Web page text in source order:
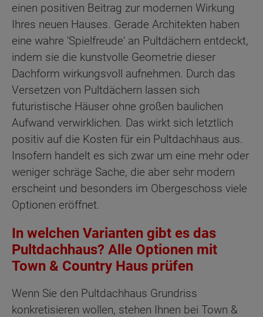
einen positiven Beitrag zur modernen Wirkung
Ihres neuen Hauses. Gerade Architekten haben
eine wahre 'Spielfreude' an Pultdächern entdeckt,
indem sie die kunstvolle Geometrie dieser
Dachform wirkungsvoll aufnehmen. Durch das
Versetzen von Pultdächern lassen sich
futuristische Häuser ohne großen baulichen
Aufwand verwirklichen. Das wirkt sich letztlich
positiv auf die Kosten für ein Pultdachhaus aus.
Insofern handelt es sich zwar um eine mehr oder
weniger schräge Sache, die aber sehr modern
erscheint und besonders im Obergeschoss viele
Optionen eröffnet.
In welchen Varianten gibt es das
Pultdachhaus? Alle Optionen mit
Town & Country Haus prüfen
Wenn Sie den Pultdachhaus Grundriss
konkretisieren wollen, stehen Ihnen bei Town &